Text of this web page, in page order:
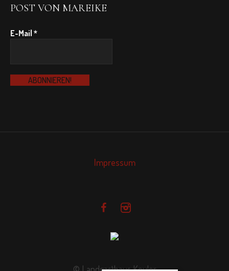
POST VON MAREIKE
E-Mail*
Impressum